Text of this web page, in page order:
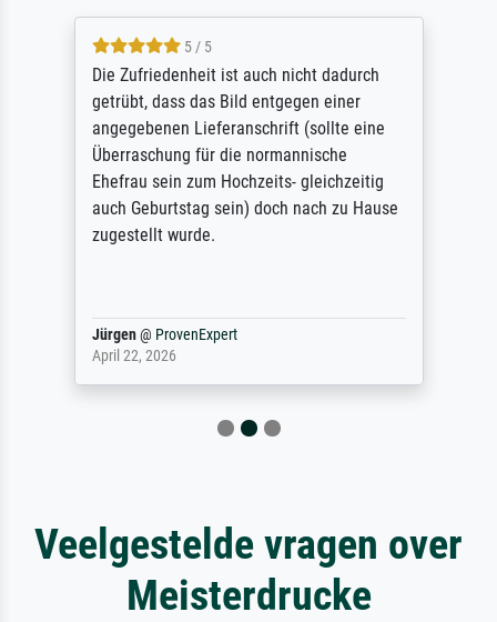
5 / 5
Die Zufriedenheit ist auch nicht dadurch
getrübt, dass das Bild entgegen einer
angegebenen Lieferanschrift (sollte eine
Überraschung für die normannische
Ehefrau sein zum Hochzeits- gleichzeitig
auch Geburtstag sein) doch nach zu Hause
zugestellt wurde.
Jürgen@ ProvenExpert
April 22, 2026
Veelgestelde vragen over
Meisterdrucke